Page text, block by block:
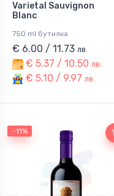
Varietal Sauvignon
Blanc
750 ml бутилка
€ 6.00 / 11.73 лв.
€ 5.37 / 10.50 лв.
€ 5.10 / 9.97 лв.
-11%